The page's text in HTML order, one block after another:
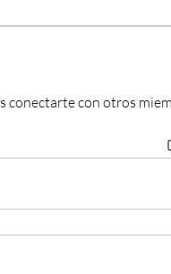
conectarte con otros